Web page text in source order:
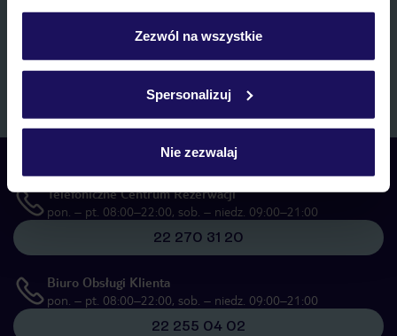
personalizować swój wybór wchodząc w zakładkę
Szczegółowe informacje o plikach cookie znajdziesz
Zezwól na wszystkie
Spersonalizuj
Nie zezwalaj
marketingowych, w zakresie oraz celu wskazanym w„Informacji o
przetwarzaniu danych osobowych”, poprzez elektroniczną formę
systemów wywołujących.
Zapisz się
Skontaktuj się z nami
Telefoniczne Centrum Rezerwacji
pon. – pt. 08:00–22:00, sob. – niedz. 09:00–21:00
22 270 31 20
Biuro Obsługi Klienta
pon. – pt. 08:00–22:00, sob. – niedz. 09:00–21:00
22 255 04 02